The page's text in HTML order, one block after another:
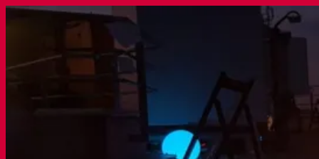
Sari